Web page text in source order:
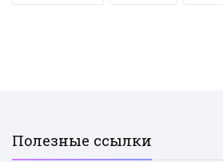
Полезные ссылки